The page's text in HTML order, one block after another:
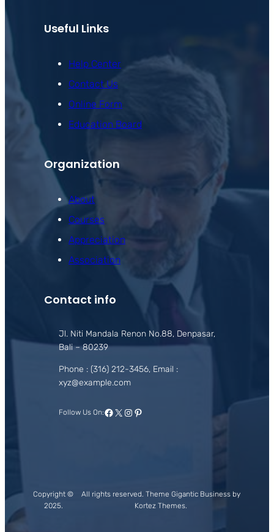
Useful Links
Help Center
Contact Us
Online Form
Education Board
Organization
About
Courses
Appreciation
Association
Contact info
Jl. Niti Mandala Renon No.88, Denpasar,
Bali – 80239
Phone : (316) 212-3456, Email :
xyz@example.com
Follow Us On:Facebook
X Instagram
Pinterest
Copyright ©
2025.
All rights reserved. Theme Gigantic Business by
Kortez Themes.